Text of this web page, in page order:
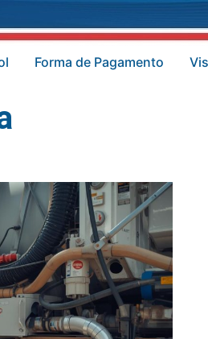
Forma de Pagamento